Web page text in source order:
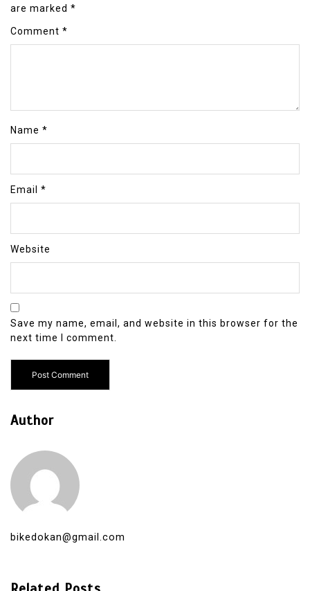
are marked *
Comment *
Name *
Email *
Website
Save my name, email, and website in this browser for the
next time I comment.
Author
bikedokan@gmail.com